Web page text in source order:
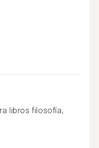
libros filosofía,